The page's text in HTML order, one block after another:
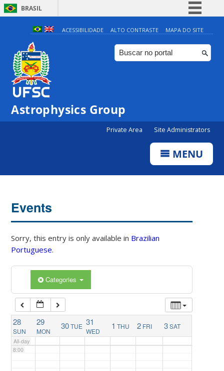
BRASIL
Simplifique!
Comunica BR
Participe
ACESSIBILIDADE ALTO CONTRASTE MAPA DO SITE
Astrophysics Group
Private Area Site Administrators
MENU
Events
Sorry, this entry is only available in Brazilian
Portuguese.
Categories
28
SUN
29
MON
30TUE 31
WED
1 THU 2 FRI 3SAT
All-day
0:00
7:00
8:00